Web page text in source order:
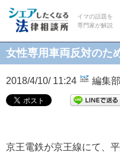
イマの話題を
専門家が解説
女性専用車両反対のた
2018/4/10/ 11:24 編集部
京王電鉄が京王線にて、